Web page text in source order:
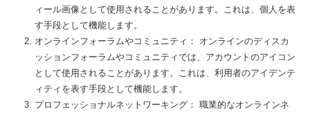
ィール画像として使用されることがあります。これは、個人を表
す手段として機能します。
オンラインフォーラムやコミュニティ： オンラインのディスカ
ッションフォーラムやコミュニティでは、アカウントのアイコン
として使用されることがあります。これは、利用者のアイデンテ
ィティを表す手段として機能します。
プロフェッショナルネットワーキング： 職業的なオンラインネ